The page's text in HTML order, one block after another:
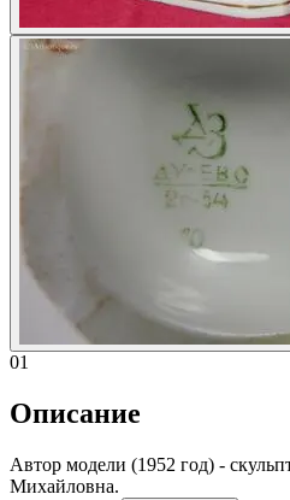
01
Описание
Автор модели (1952 год) -
Михайловна.